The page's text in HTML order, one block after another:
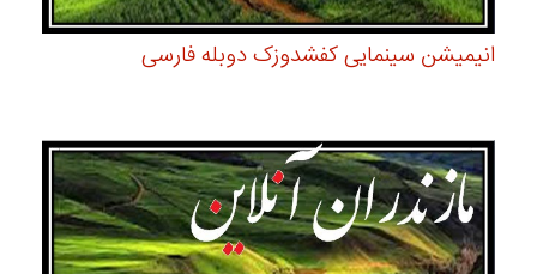
انیمیشن سینمایی کفشدوزک دوبله فارسی